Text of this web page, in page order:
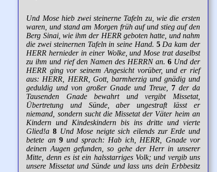
Und Mose hieb zwei steinerne Tafeln zu, wie die ersten
waren, und stand am Morgen früh auf und stieg auf den
Berg Sinai, wie ihm der HERR geboten hatte, und nahm
die zwei steinernen Tafeln in seine Hand. 5 Da kam der
HERR hernieder in einer Wolke, und Mose trat daselbst
zu ihm und rief den Namen des HERRN an. 6 Und der
HERR ging vor seinem Angesicht vorüber, und er rief
aus: HERR, HERR, Gott, barmherzig und gnädig und
geduldig und von großer Gnade und Treue,
7 der da
Tausenden Gnade bewahrt und vergibt Missetat,
Übertretung und Sünde, aber ungestraft lässt er
niemand, sondern sucht die Missetat der Väter heim an
Kindern und Kindeskindern bis ins dritte und vierte
Glied!a 8 Und Mose neigte sich eilends zur Erde und
betete an 9 und sprach: Hab ich, HERR, Gnade vor
deinen Augen gefunden, so gehe der Herr in unserer
Mitte, denn es ist ein halsstarriges Volk; und vergib uns
unsere Missetat und Sünde und lass uns dein Erbbesitz